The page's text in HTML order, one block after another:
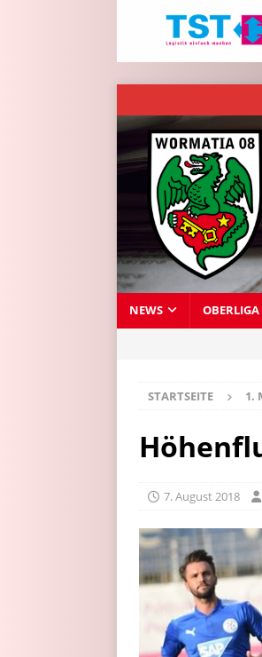
NEWS OBERLIGA
STARTSEITE 1.
7. August 2018